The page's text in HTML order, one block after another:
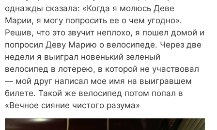
однажды сказала: «Когда я молюсь Деве
Марии, я могу попросить ее о чем угодно».
Решив, что это звучит неплохо, я пошел домой и
попросил Деву Марию о велосипеде. Через две
недели я выиграл новенький зеленый
велосипед в лотерею, в которой не участвовал
— мой друг написал мое имя на выигравшем
билете. Такой же велосипед потом попал в
«Вечное сияние чистого разума»